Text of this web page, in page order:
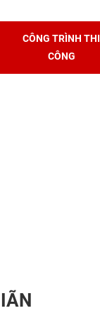
CÔNG TRÌNH THI
CÔNG
ĐÃ